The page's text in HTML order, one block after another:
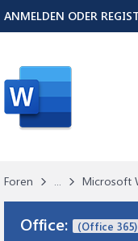
Foren ... Microsoft
Office: (Office 365)
ANMELDEN ODER